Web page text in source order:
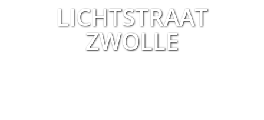
LICHTSTRAAT
ZWOLLE